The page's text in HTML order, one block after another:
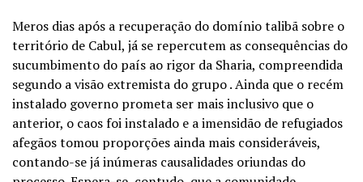
Meros dias após a recuperação do domínio talibã sobre o
território de Cabul, já se repercutem as consequências do
sucumbimento do país ao rigor da Sharia, compreendida
segundo a visão extremista do grupo . Ainda que o recém
instalado governo prometa ser mais inclusivo que o
anterior, o caos foi instalado e a imensidão de refugiados
afegãos tomou proporções ainda mais consideráveis,
contando-se já inúmeras causalidades oriundas do